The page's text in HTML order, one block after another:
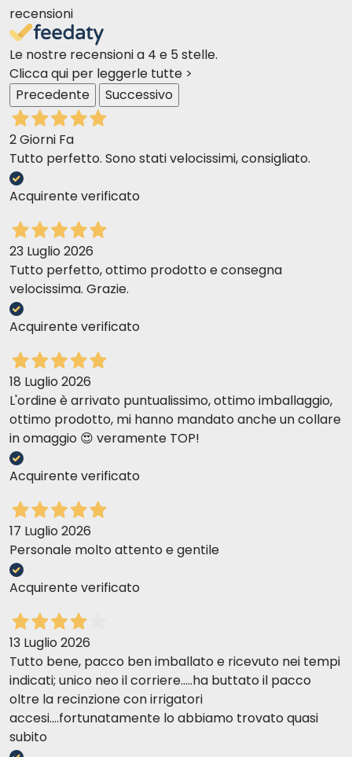
recensioni
Le nostre recensioni a 4 e 5 stelle.
Clicca qui per leggerle tutte >
Precedente
Successivo
2 Giorni Fa
Tutto perfetto. Sono stati velocissimi, consigliato.
Acquirente verificato
23 Luglio 2026
Tutto perfetto, ottimo prodotto e consegna
velocissima. Grazie.
Acquirente verificato
18 Luglio 2026
L'ordine è arrivato puntualissimo, ottimo imballaggio,
ottimo prodotto, mi hanno mandato anche un collare
in omaggio 😍 veramente TOP!
Acquirente verificato
17 Luglio 2026
Personale molto attento e gentile
Acquirente verificato
13 Luglio 2026
Tutto bene, pacco ben imballato e ricevuto nei tempi
indicati; unico neo il corriere.....ha buttato il pacco
oltre la recinzione con irrigatori
accesi....fortunatamente lo abbiamo trovato quasi
subito